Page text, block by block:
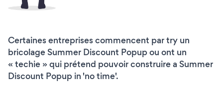
Certaines entreprises commencent par try un
bricolage Summer Discount Popup ou ont un
« techie » qui prétend pouvoir construire a Summer
Discount Popup in 'no time'.